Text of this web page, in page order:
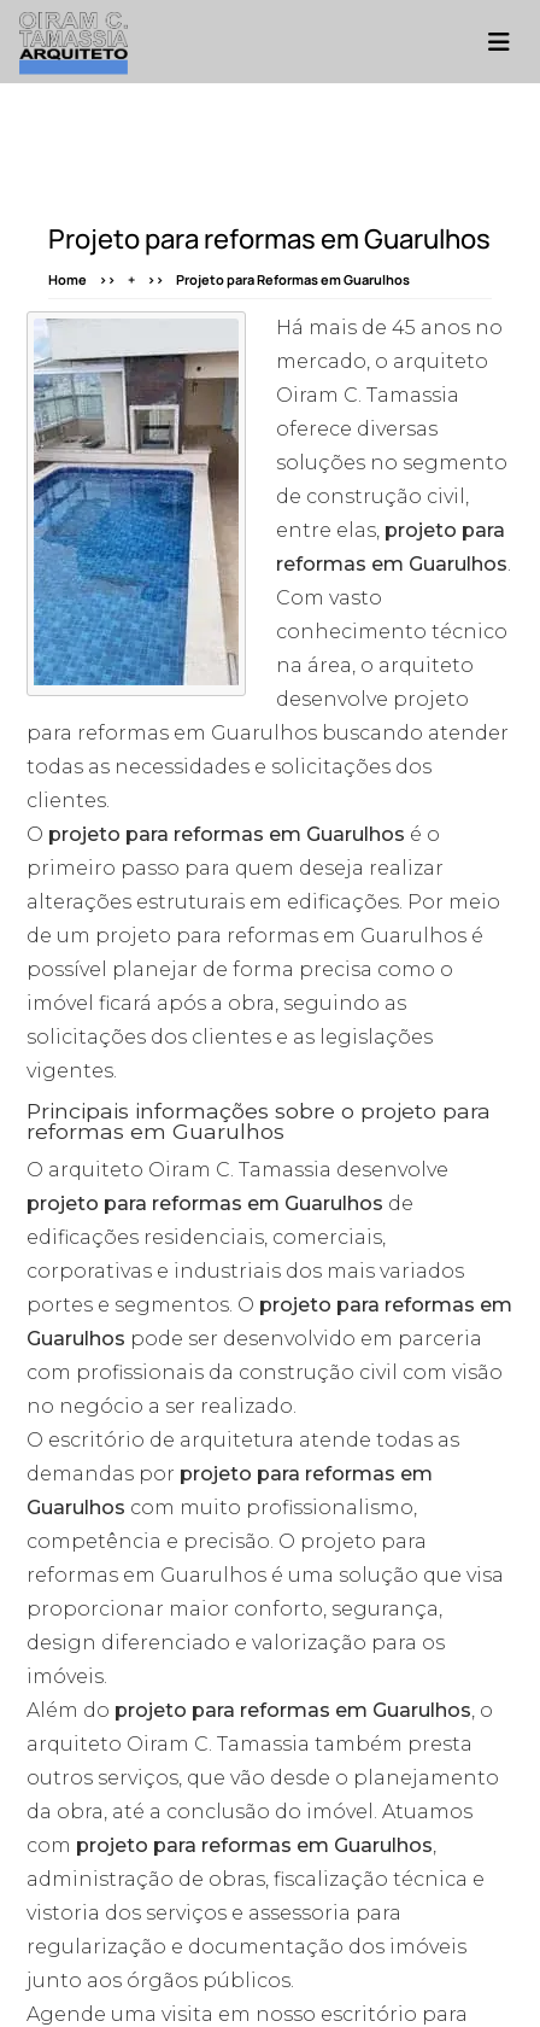
Projeto para reformas em Guarulhos
Home + Projeto para Reformas em Guarulhos
Há mais de 45 anos no
mercado, o arquiteto
Oiram C. Tamassia
oferece diversas
soluções no segmento
de construção civil,
entre elas, projeto para
reformas em Guarulhos.
Com vasto
conhecimento técnico
na área, o arquiteto
desenvolve projeto
para reformas em Guarulhos buscando atender
todas as necessidades e solicitações dos
clientes.
O projeto para reformas em Guarulhos é o
primeiro passo para quem deseja realizar
alterações estruturais em edificações. Por meio
de um projeto para reformas em Guarulhos é
possível planejar de forma precisa como o
imóvel ficará após a obra, seguindo as
solicitações dos clientes e as legislações
vigentes.
Principais informações sobre o projeto para
reformas em Guarulhos
O arquiteto Oiram C. Tamassia desenvolve
projeto para reformas em Guarulhos de
edificações residenciais, comerciais,
corporativas e industriais dos mais variados
portes e segmentos. O projeto para reformas em
Guarulhos pode ser desenvolvido em parceria
com profissionais da construção civil com visão
no negócio a ser realizado.
O escritório de arquitetura atende todas as
demandas por projeto para reformas em
Guarulhos com muito profissionalismo,
competência e precisão. O projeto para
reformas em Guarulhos é uma solução que visa
proporcionar maior conforto, segurança,
design diferenciado e valorização para os
imóveis.
Além do projeto para reformas em Guarulhos, o
arquiteto Oiram C. Tamassia também presta
outros serviços, que vão desde o planejamento
da obra, até a conclusão do imóvel. Atuamos
com projeto para reformas em Guarulhos,
administração de obras, fiscalização técnica e
vistoria dos serviços e assessoria para
regularização e documentação dos imóveis
junto aos órgãos públicos.
Agende uma visita em nosso escritório para